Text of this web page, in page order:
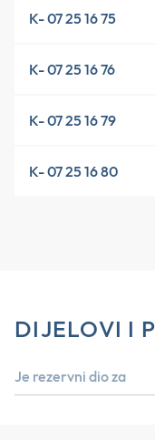
K- 07 25 16 75
K- 07 25 16 76
K- 07 25 16 79
K- 07 25 16 80
DIJELOVI I
Je rezervni dio za